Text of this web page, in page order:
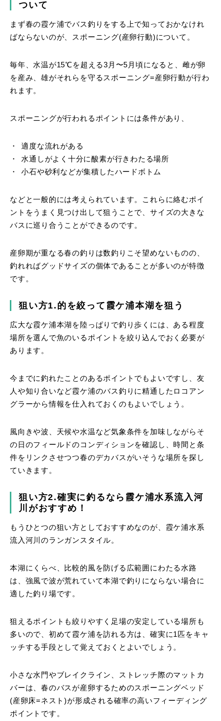
ついて
まず春の霞ケ浦でバス釣りをする上で知っておかなけれ
ばならないのが、スポーニング(産卵行動)について。
毎年、水温が15℃を超える3月〜5月頃になると、雌が卵
を産み、雄がそれらを守るスポーニング=産卵行動が行わ
れます。
スポーニングが行われるポイントには条件があり、
適度な流れがある
水通しがよく十分に酸素が行きわたる場所
小石や砂利などが集積したハードボトム
などと一般的には考えられています。これらに絡むポイ
ントをうまく見つけ出して狙うことで、サイズの大きな
バスに巡り合うことができるのです。
産卵期が重なる春の釣りは数釣りこそ望めないものの、
釣れればグッドサイズの個体であることが多いのが特徴
です。
狙い方1.的を絞って霞ケ浦本湖を狙う
広大な霞ケ浦本湖を陸っぱりで釣り歩くには、ある程度
場所を選んで魚のいるポイントを絞り込んでおく必要が
あります。
今までに釣れたことのあるポイントでもよいですし、友
人や知り合いなど霞ケ浦のバス釣りに精通したロコアン
グラーから情報を仕入れておくのもよいでしょう。
風向きや波、天候や水温など気象条件を加味しながらそ
の日のフィールドのコンディションを確認し、時間と条
件をリンクさせつつ春のデカバスがいそうな場所を探し
ていきます。
狙い方2.確実に釣るなら霞ケ浦水系流入河
川がおすすめ！
もうひとつの狙い方としておすすめなのが、霞ケ浦水系
流入河川のランガンスタイル。
本湖にくらべ、比較的風を防げる広範囲にわたる水路
は、強風で波が荒れていて本湖で釣りにならない場合に
適した釣り場です。
狙えるポイントも絞りやすく足場の安定している場所も
多いので、初めて霞ケ浦を訪れる方は、確実に1匹をキャ
ッチする手段として覚えておくとよいでしょう。
小さな水門やブレイクライン、ストレッチ際のマットカ
バーは、春のバスが産卵するためのスポーニングベッド
(産卵床=ネスト)が形成される確率の高いフィーディング
ポイントです。